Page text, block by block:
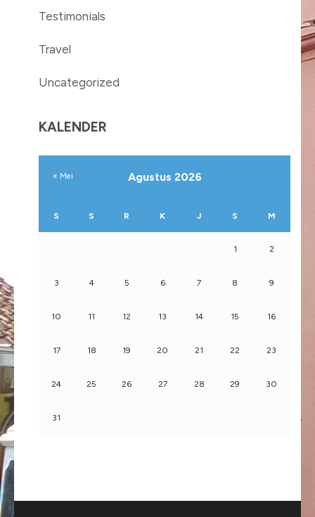
Testimonials
Travel
Uncategorized
KALENDER
Agustus 2026
S S R K J S M
1 2
3 4 5 6 7 8 9
10 11 12 13 14 15 16
17 18 19 20 21 22 23
24 25 26 27 28 29 30
31
« Mei